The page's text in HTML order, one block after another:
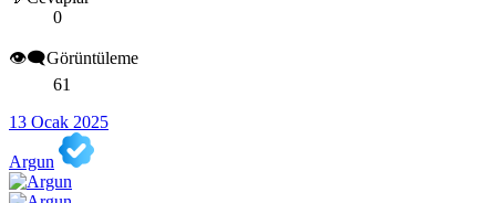
0
👁️‍🗨️Görüntüleme
61
13 Ocak 2025
Argun